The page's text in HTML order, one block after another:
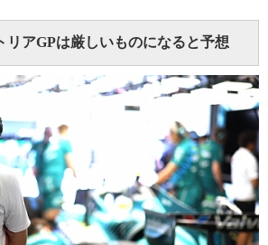
リアGPは厳しいものになると予想